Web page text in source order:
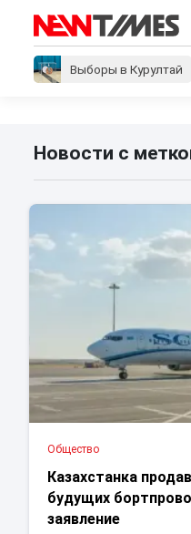
Выборы в Курултай
Новости с
Общество
Казахстанка
будущих
заявление